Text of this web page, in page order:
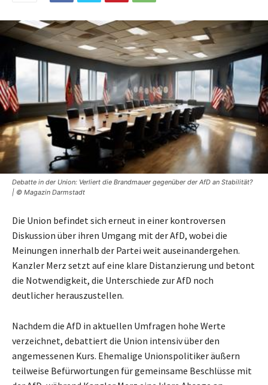
Debatte in der Union: Verliert die Brandmauer gegenüber der AfD an Stabilität?
| © Magazin Darmstadt
Die Union befindet sich erneut in einer kontroversen
Diskussion über ihren Umgang mit der AfD, wobei die
Meinungen innerhalb der Partei weit auseinandergehen.
Kanzler Merz setzt auf eine klare Distanzierung und betont
die Notwendigkeit, die Unterschiede zur AfD noch
deutlicher herauszustellen.
Nachdem die AfD in aktuellen Umfragen hohe Werte
verzeichnet, debattiert die Union intensiv über den
angemessenen Kurs. Ehemalige Unionspolitiker äußern
teilweise Befürwortungen für gemeinsame Beschlüsse mit